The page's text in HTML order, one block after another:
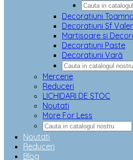
Decoratiuni Toamna
Decoratiuni Sf
Martisoare si
Decoratiuni Paste
Decoratiuni Vară
Mercerie
Reduceri
LICHIDARI DE STOC
Noutati
More For Less
Noutati
Reduceri
Blog